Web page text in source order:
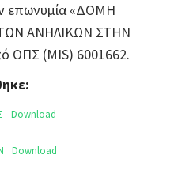
επωνυμία «ΔΟΜΗ
ΑΝΗΛΙΚΩΝ ΣΤΗΝ
ΟΠΣ (MIS) 6001662.
Download
Download